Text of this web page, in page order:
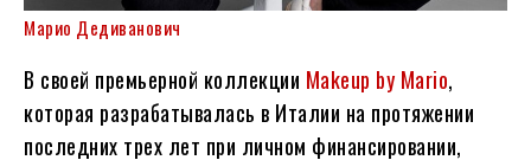
Марио Дедиванович
В своей премьерной коллекции Makeup by Mario,
которая разрабатывалась в Италии на протяжении
последних трех лет при личном финансировании,